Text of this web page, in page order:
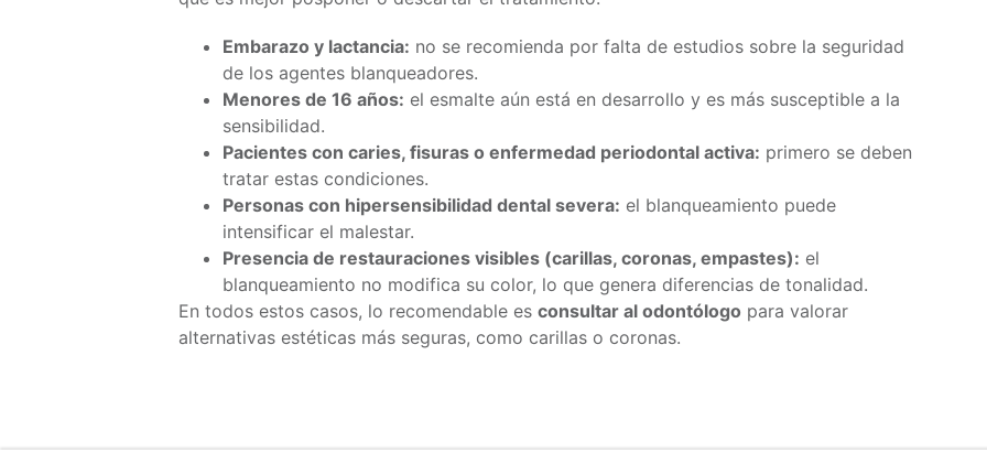
Embarazo y lactancia: no se recomienda por falta de estudios sobre la seguridad
de los agentes blanqueadores.
Menores de 16 años: el esmalte aún está en desarrollo y es más susceptible a la
sensibilidad.
Pacientes con caries, fisuras o enfermedad periodontal activa: primero se deben
tratar estas condiciones.
Personas con hipersensibilidad dental severa: el blanqueamiento puede
intensificar el malestar.
Presencia de restauraciones visibles (carillas, coronas, empastes): el
blanqueamiento no modifica su color, lo que genera diferencias de tonalidad.
En todos estos casos, lo recomendable es consultar al odontólogo para valorar
alternativas estéticas más seguras, como carillas o coronas.